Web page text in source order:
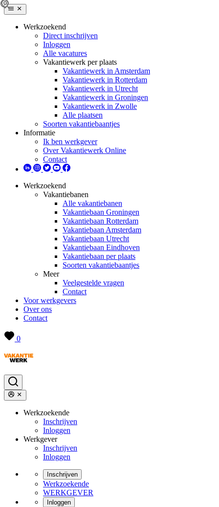
Werkzoekend
Direct inschrijven
Inloggen
Alle vacatures
Vakantiewerk per plaats
Vakantiewerk in Amsterdam
Vakantiewerk in Rotterdam
Vakantiewerk in Utrecht
Vakantiewerk in Groningen
Vakantiewerk in Zwolle
Alle plaatsen
Soorten vakantiebaantjes
Informatie
Ik ben werkgever
Over Vakantiewerk Online
Contact
Werkzoekend
Vakantiebanen
Alle vakantiebanen
Vakantiebaan Groningen
Vakantiebaan Rotterdam
Vakantiebaan Amsterdam
Vakantiebaan Utrecht
Vakantiebaan Eindhoven
Vakantiebaan per plaats
Soorten vakantiebaantjes
Meer
Veelgestelde vragen
Contact
Voor werkgevers
Over ons
Contact
0
Werkzoekende
Inschrijven
Inloggen
Werkgever
Inschrijven
Inloggen
Inschrijven
Werkzoekende
WERKGEVER
Inloggen